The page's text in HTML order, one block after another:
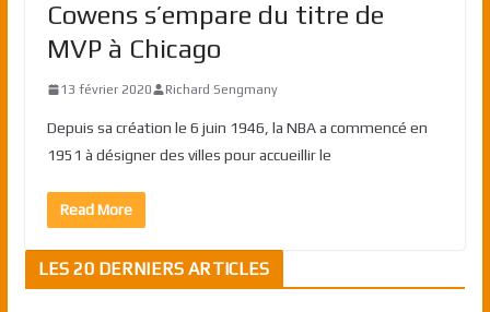
Cowens s’empare du titre de
MVP à Chicago
13 février 2020 Richard Sengmany
Depuis sa création le 6 juin 1946, la NBA a commencé en
1951 à désigner des villes pour accueillir le
Read More
LES 20 DERNIERS ARTICLES